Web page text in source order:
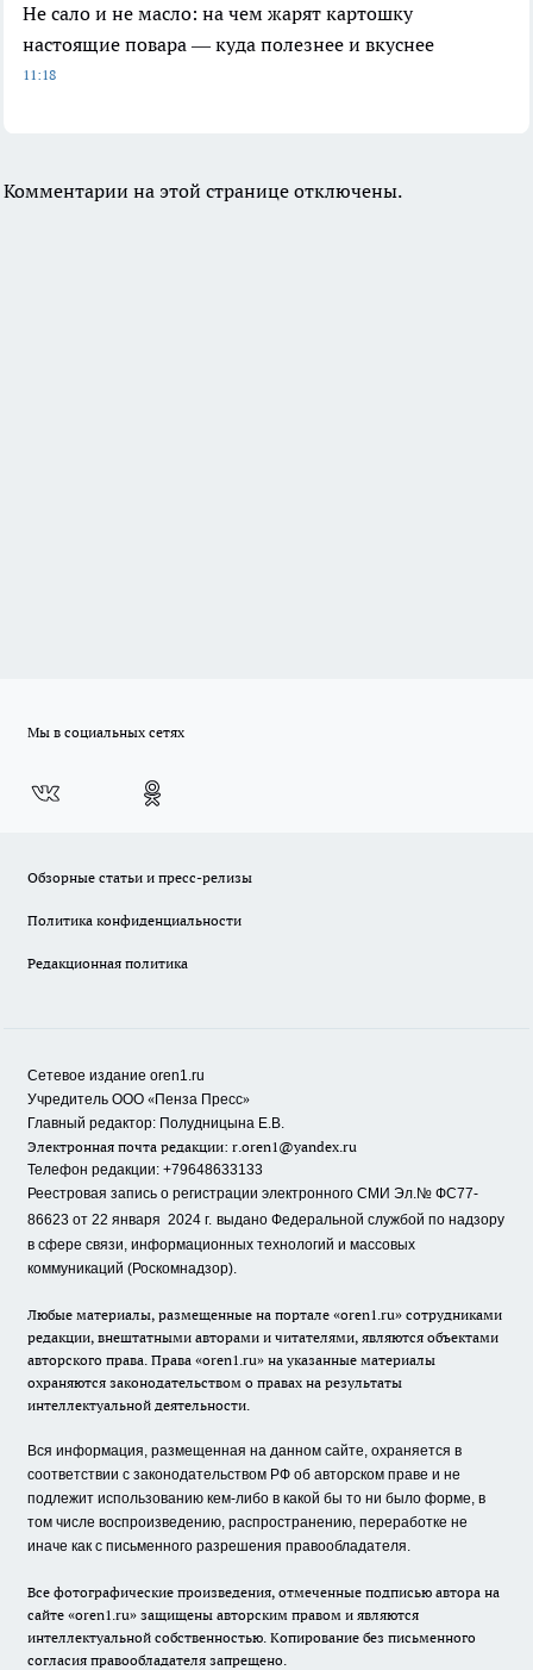
Не сало и не масло: на чем жарят картошку
настоящие повара — куда полезнее и вкуснее
11:18
Комментарии на этой странице отключены.
Мы в социальных сетях
Обзорные статьи и пресс-релизы
Политика конфиденциальности
Редакционная политика
Сетевое издание oren1.ru
Учредитель ООО «Пенза Пресс»
Главный редактор: Полудницына Е.В.
Электронная почта редакции: r.oren1@yandex.ru
Телефон редакции: +79648633133
Реестровая запись о регистрации электронного СМИ Эл.№ ФС77-
86623 от 22 января 2024 г. выдано Федеральной службой по надзору
в сфере связи, информационных технологий и массовых
коммуникаций (Роскомнадзор).
Любые материалы, размещенные на портале «oren1.ru» сотрудниками
редакции, внештатными авторами и читателями, являются объектами
авторского права. Права «oren1.ru» на указанные материалы
охраняются законодательством о правах на результаты
интеллектуальной деятельности.
Вся информация, размещенная на данном сайте, охраняется в
соответствии с законодательством РФ об авторском праве и не
подлежит использованию кем-либо в какой бы то ни было форме, в
том числе воспроизведению, распространению, переработке не
иначе как с письменного разрешения правообладателя.
Все фотографические произведения, отмеченные подписью автора на
сайте «oren1.ru» защищены авторским правом и являются
интеллектуальной собственностью. Копирование без письменного
согласия правообладателя запрещено.